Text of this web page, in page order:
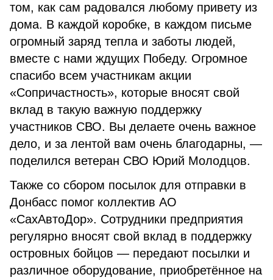
том, как сам радовался любому привету из
дома. В каждой коробке, в каждом письме
огромный заряд тепла и заботы людей,
вместе с нами ждущих Победу. Огромное
спасибо всем участникам акции
«Сопричастность», которые вносят свой
вклад в такую важную поддержку
участников СВО. Вы делаете очень важное
дело, и за лентой вам очень благодарны, —
поделился ветеран СВО Юрий Молодцов.
Также со сбором посылок для отправки в
Донбасс помог коллектив АО
«СахАвтоДор». Сотрудники предприятия
регулярно вносят свой вклад в поддержку
островных бойцов — передают посылки и
различное оборудование, приобретённое на